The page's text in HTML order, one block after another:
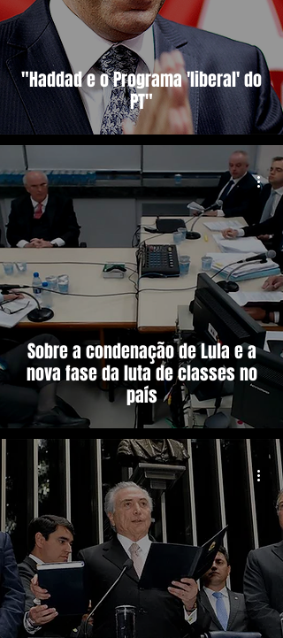
"Haddad e o Programa 'liberal' do
PT"
Sobre a condenação de Lula e a
nova fase da luta de classes no
país